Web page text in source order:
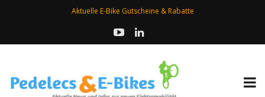
Aktuelle E-Bike Gutscheine & Rabatte